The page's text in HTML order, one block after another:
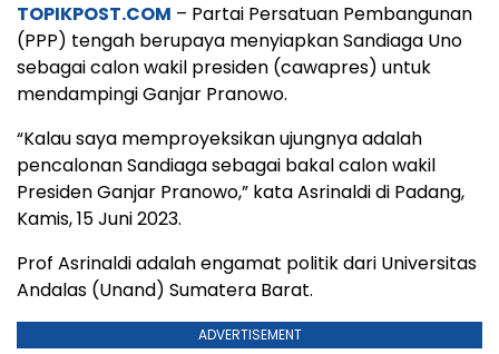
TOPIKPOST.COM – Partai Persatuan Pembangunan
(PPP) tengah berupaya menyiapkan Sandiaga Uno
sebagai calon wakil presiden (cawapres) untuk
mendampingi Ganjar Pranowo.
“Kalau saya memproyeksikan ujungnya adalah
pencalonan Sandiaga sebagai bakal calon wakil
Presiden Ganjar Pranowo,” kata Asrinaldi di Padang,
Kamis, 15 Juni 2023.
Prof Asrinaldi adalah engamat politik dari Universitas
Andalas (Unand) Sumatera Barat.
ADVERTISEMENT